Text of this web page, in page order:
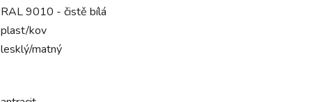
RAL 9010 - čistě bílá
plast/kov
lesklý/matný